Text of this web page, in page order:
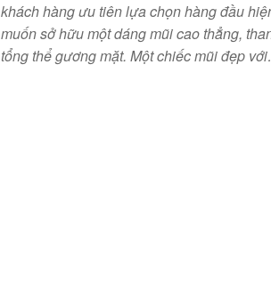
khách hàng ưu tiên lựa chọn hàng đầu
muốn sở hữu một dáng mũi cao thẳng,
tổng thể gương mặt. Một chiếc mũi đẹp